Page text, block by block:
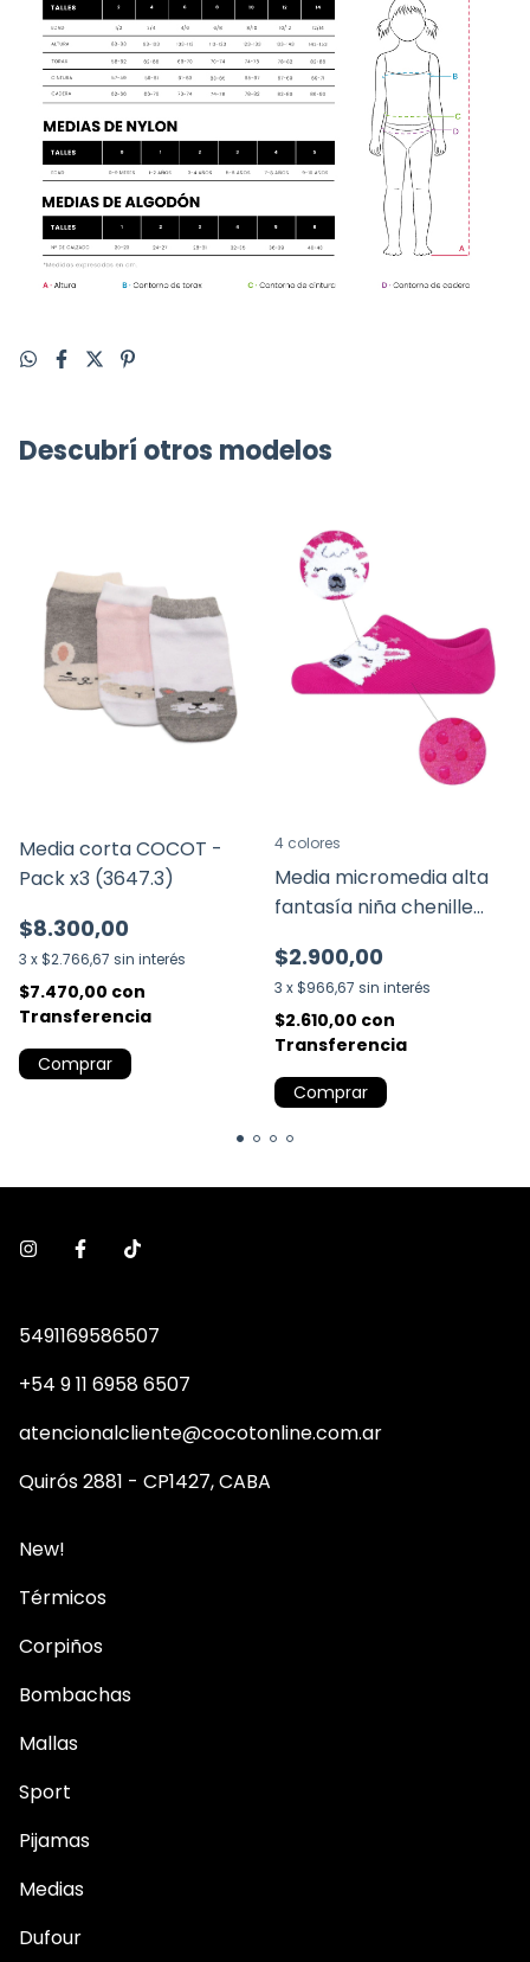
Descubrí otros modelos
Media corta COCOT -
Pack x3 (3647.3)
$8.300,00
3 x $2.766,67 sin interés
$7.470,00 con
Transferencia
Comprar
Media micromedia alta
fantasía niña chenille
$2.900,00
3 x $966,67 sin interés
$2.610,00 con
Transferencia
4 colores
Comprar
5491169586507
+54 9 11 6958 6507
atencionalcliente@cocotonline.com.ar
Quirós 2881 - CP1427, CABA
New!
Térmicos
Corpiños
Bombachas
Mallas
Sport
Pijamas
Medias
Dufour